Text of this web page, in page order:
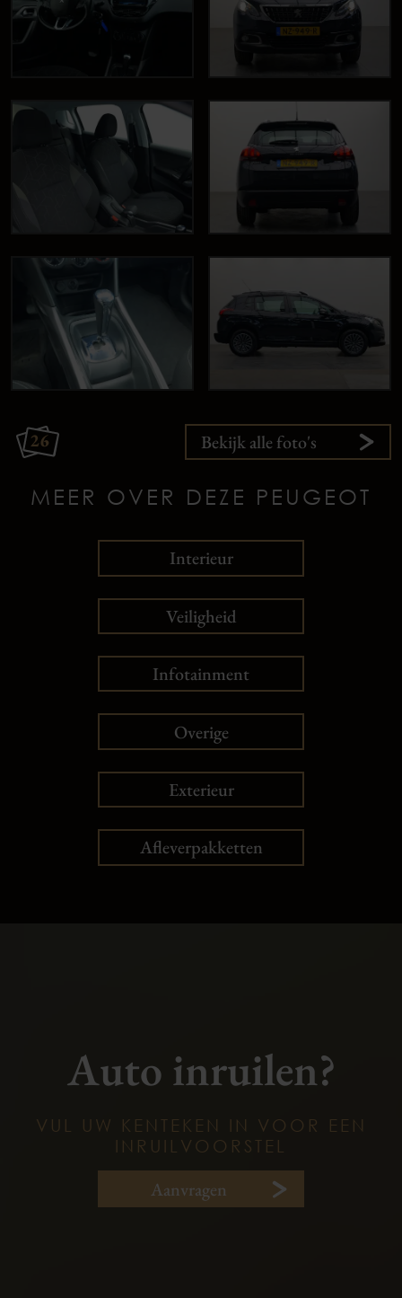
26 Bekijk alle foto's
MEER OVER DEZE PEUGEOT
Interieur
Veiligheid
Infotainment
Overige
Exterieur
Afleverpakketten
Auto inruilen?
VUL UW KENTEKEN IN VOOR EEN
INRUILVOORSTEL
Aanvragen